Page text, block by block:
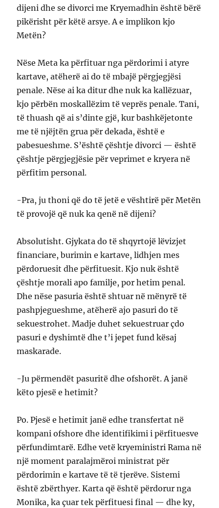
dijeni dhe se divorci me Kryemadhin është bërë
pikërisht për këtë arsye. A e implikon kjo
Metën?
Nëse Meta ka përfituar nga përdorimi i atyre
kartave, atëherë ai do të mbajë përgjegjësi
penale. Nëse ai ka ditur dhe nuk ka kallëzuar,
kjo përbën moskallëzim të veprës penale. Tani,
të thuash që ai s’dinte gjë, kur bashkëjetonte
me të njëjtën grua për dekada, është e
pabesueshme. S’është çështje divorci — është
çështje përgjegjësie për veprimet e kryera në
përfitim personal.
-Pra, ju thoni që do të jetë e vështirë për Metën
të provojë që nuk ka qenë në dijeni?
Absolutisht. Gjykata do të shqyrtojë lëvizjet
financiare, burimin e kartave, lidhjen mes
përdoruesit dhe përfituesit. Kjo nuk është
çështje morali apo familje, por hetim penal.
Dhe nëse pasuria është shtuar në mënyrë të
pashpjegueshme, atëherë ajo pasuri do të
sekuestrohet. Madje duhet sekuestruar çdo
pasuri e dyshimtë dhe t’i jepet fund kësaj
maskarade.
-Ju përmendët pasuritë dhe ofshorët. A janë
këto pjesë e hetimit?
Po. Pjesë e hetimit janë edhe transfertat në
kompani ofshore dhe identifikimi i përfituesve
përfundimtarë. Edhe vetë kryeministri Rama në
një moment paralajmëroi ministrat për
përdorimin e kartave të të tjerëve. Sistemi
është zbërthyer. Karta që është përdorur nga
Monika, ka çuar tek përfituesi final — dhe ky,